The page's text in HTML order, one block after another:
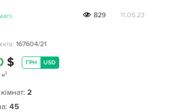
829 11.05.23
167604/21
$ ГРН USD
м2
2
45